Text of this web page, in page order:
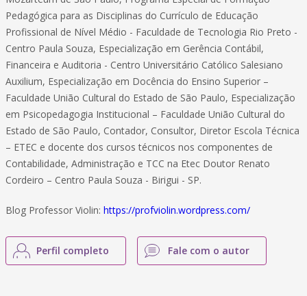
Pedagógica para as Disciplinas do Currículo de Educação
Profissional de Nível Médio - Faculdade de Tecnologia Rio Preto -
Centro Paula Souza, Especialização em Gerência Contábil,
Financeira e Auditoria - Centro Universitário Católico Salesiano
Auxilium, Especialização em Docência do Ensino Superior –
Faculdade União Cultural do Estado de São Paulo, Especialização
em Psicopedagogia Institucional – Faculdade União Cultural do
Estado de São Paulo, Contador, Consultor, Diretor Escola Técnica
– ETEC e docente dos cursos técnicos nos componentes de
Contabilidade, Administração e TCC na Etec Doutor Renato
Cordeiro – Centro Paula Souza - Birigui - SP.
Blog Professor Violin: https://profviolin.wordpress.com/
Perfil completo Fale com o autor